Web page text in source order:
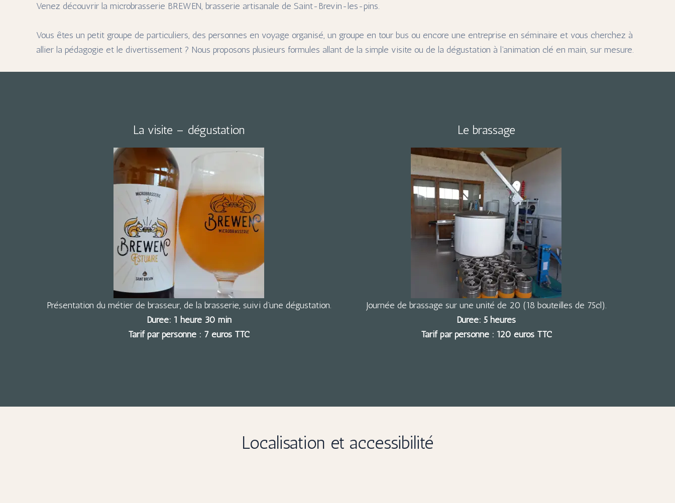
Venez découvrir la microbrasserie BREWEN, brasserie artisanale de Saint-Brevin-les-pins.
Vous êtes un petit groupe de particuliers, des personnes en voyage organisé, un groupe en tour bus ou encore une entreprise en séminaire et vous cherchez à
allier la pédagogie et le divertissement ? Nous proposons plusieurs formules allant de la simple visite ou de la dégustation à l’animation clé en main, sur mesure.
La visite – dégustation
Présentation du métier de brasseur, de la brasserie, suivi d’une dégustation.
Durée: 1 heure 30 min
Tarif par personne : 7 euros TTC
Le brassage
Journée de brassage sur une unité de 20 (18 bouteilles de 75cl).
Durée: 5 heures
Tarif par personne : 120 euros TTC
Localisation et accessibilité